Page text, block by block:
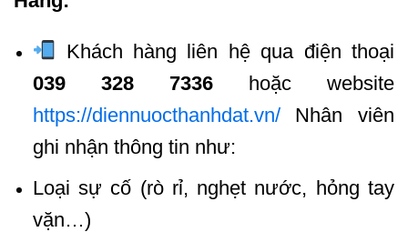
Khách hàng liên hệ qua điện thoại
039 328 7336 hoặc website
https://diennuocthanhdat.vn/Nhân viên
ghi nhận thông tin như:
Loại sự cố (rò rỉ, nghẹt nước, hỏng tay
vặn…)